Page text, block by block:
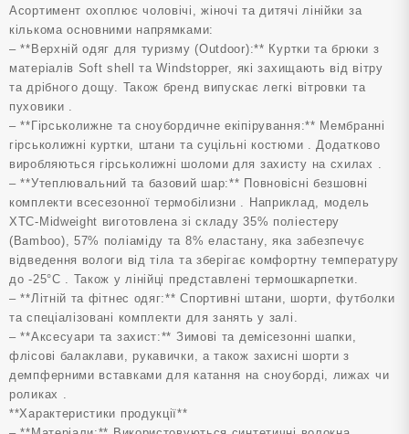
Асортимент охоплює чоловічі, жіночі та дитячі лінійки за
кількома основними напрямками:
– **Верхній одяг для туризму (Outdoor):** Куртки та брюки з
матеріалів Soft shell та Windstopper, які захищають від вітру
та дрібного дощу. Також бренд випускає легкі вітровки та
пуховики .
– **Гірськолижне та сноубордичне екіпірування:** Мембранні
гірськолижні куртки, штани та суцільні костюми . Додатково
виробляються гірськолижні шоломи для захисту на схилах .
– **Утеплювальний та базовий шар:** Повновісні безшовні
комплекти всесезонної термобілизни . Наприклад, модель
XTC-Midweight виготовлена зі складу 35% поліестеру
(Bamboo), 57% поліаміду та 8% еластану, яка забезпечує
відведення вологи від тіла та зберігає комфортну температуру
до -25°С . Також у лінійці представлені термошкарпетки.
– **Літній та фітнес одяг:** Спортивні штани, шорти, футболки
та спеціалізовані комплекти для занять у залі.
– **Аксесуари та захист:** Зимові та демісезонні шапки,
флісові балаклави, рукавички, а також захисні шорти з
демпферними вставками для катання на сноуборді, лижах чи
роликах .
**Характеристики продукції**